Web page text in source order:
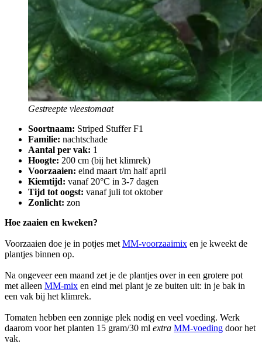
Gestreepte vleestomaat
Soortnaam: Striped Stuffer F1
Familie: nachtschade
Aantal per vak: 1
Hoogte: 200 cm (bij het klimrek)
Voorzaaien: eind maart t/m half april
Kiemtijd: vanaf 20°C in 3-7 dagen
Tijd tot oogst: vanaf juli tot oktober
Zonlicht: zon
Hoe zaaien en kweken?
Voorzaaien doe je in potjes metMM-voorzaaimix en je kweekt de
plantjes binnen op.
Na ongeveer een maand zet je de plantjes over in een grotere pot
met alleen MM-mix en eind mei plant je ze buiten uit: in je bak in
een vak bij het klimrek.
Tomaten hebben een zonnige plek nodig en veel voeding. Werk
daarom voor het planten 15 gram/30 ml extra MM-voeding door het
vak.